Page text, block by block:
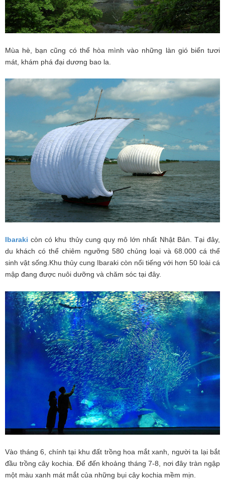
Mùa hè, bạn cũng có thể hòa mình vào những làn gió biển tươi
mát, khám phá đại dương bao la.
Ibarakicòn có khu thủy cung quy mô lớn nhất Nhật Bản. Tại đây,
du khách có thể chiêm ngưỡng 580 chủng loại và 68.000 cá thể
sinh vật sống.Khu thủy cung Ibaraki còn nổi tiếng với hơn 50 loài cá
mập đang được nuôi dưỡng và chăm sóc tại đây.
Vào tháng 6, chính tại khu đất trồng hoa mắt xanh, người ta lại bắt
đầu trồng cây kochia. Để đến khoảng tháng 7-8, nơi đây tràn ngập
một màu xanh mát mắt của những bụi cây kochia mềm mịn.